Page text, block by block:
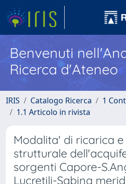
Benvenuti
Ricerca d'Ateneo
IRIS Catalogo Ricerca
1
1.1 Articolo in rivista
Modalita' di ricarica
strutturale
sorgenti Capore-
Lucretili-Sabina